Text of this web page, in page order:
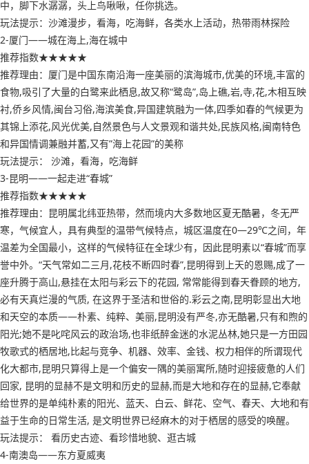
中，脚下水潺潺，头上鸟啾啾，任你挑选。
玩法提示：沙滩漫步，看海，吃海鲜，各类水上活动，热带雨林探险
2-厦门——城在海上,海在城中
推荐指数★★★★★
推荐理由：厦门是中国东南沿海一座美丽的滨海城市,优美的环境,丰富的
食物,吸引了大量的白鹭来此栖息,故又称“鹭岛”,岛上礁,岩,寺,花,木相互映
衬,侨乡风情,闽台习俗,海滨美食,异国建筑融为一体,四季如春的气候更为
其锦上添花,风光优美,自然景色与人文景观和谐共处,民族风格,闽南特色
和异国情调兼融并蓄,又有”海上花园”的美称
玩法提示： 沙滩，看海，吃海鲜
3-昆明——一起走进“春城”
推荐指数★★★★★
推荐理由：昆明属北纬亚热带，然而境内大多数地区夏无酷暑，冬无严
寒，气候宜人，具有典型的温带气候特点，城区温度在0—29℃之间，年
温差为全国最小，这样的气候特征在全球少有，因此昆明素以“春城”而享
誉中外。“天气常如二三月,花枝不断四时春”,昆明得到上天的恩赐,成了一
座升腾于高山,悬挂在太阳与彩云下的花园, 常常能得到春天眷顾的地方,
必有天真烂漫的气质, 在这界于圣洁和世俗的.彩云之南,昆明彰显出大地
和天空的本质——朴素、纯粹、美丽,昆明没有严冬,亦无酷暑,只有和煦的
阳光;她不是叱咤风云的政治场,也非纸醉金迷的水泥丛林,她只是一方田园
牧歌式的栖居地,比起与竞争、机器、效率、金钱、权力相伴的所谓现代
化大都市,昆明只算得上是一个偏安一隅的美丽寓所,随时迎接疲惫的人们
回家, 昆明的显赫不是文明和历史的显赫,而是大地和存在的显赫,它奉献
给世界的是单纯朴素的阳光、蓝天、白云、鲜花、空气、春天、大地和有
益于生命的日常生活, 是文明世界已经麻木的对于栖居的感受的唤醒。
玩法提示： 看历史古迹、看珍惜地貌、逛古城
4-南澳岛——东方夏威夷